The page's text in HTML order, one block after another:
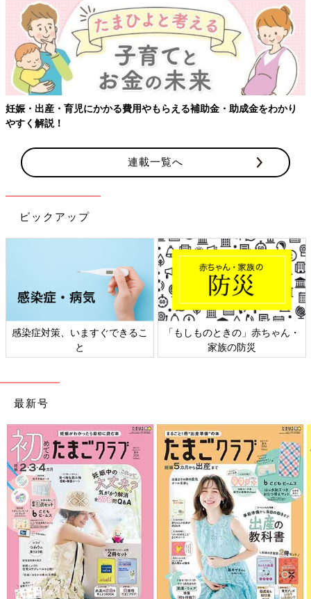
出産・育児にかかる費用やもらえる補助金・助成金をわかり
解説！
【ワ
連載一覧へ
ピックアップ
症対策、いますぐできるこ
「もしものときの」赤ちゃん・
家族の防災
日
最新号